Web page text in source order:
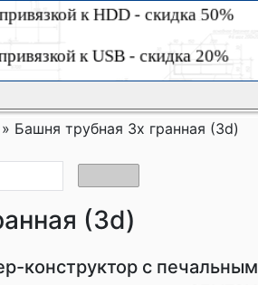
» Башня трубная 3х гранная (3d)
(3d)
конструктор с печальным